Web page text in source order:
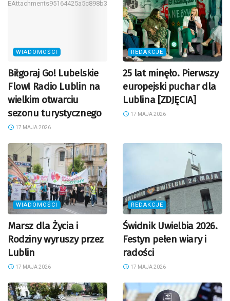
WIADOMOŚCI
Biłgoraj Go! Lubelskie
Flow! Radio Lublin na
wielkim otwarciu
sezonu turystycznego
17 MAJA 2026
REDAKCJE
25 lat minęło. Pierwszy
europejski puchar dla
Lublina [ZDJĘCIA]
17 MAJA 2026
WIADOMOŚCI
Marsz dla Życia i
Rodziny wyruszy przez
Lublin
17 MAJA 2026
REDAKCJE
Świdnik Uwielbia 2026.
Festyn pełen wiary i
radości
17 MAJA 2026